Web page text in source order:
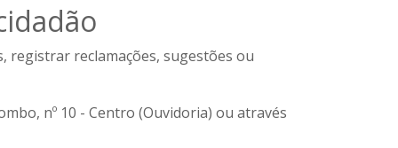
registrar reclamações, sugestões ou
nº 10 - Centro (Ouvidoria) ou através